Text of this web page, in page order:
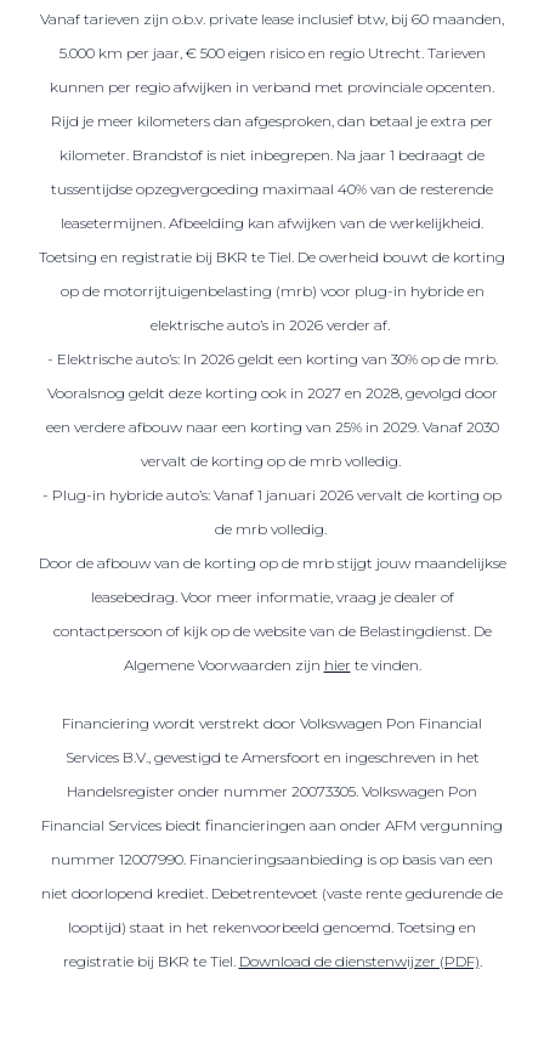
Vanaf tarieven zijn o.b.v. private lease inclusief btw, bij 60 maanden,
5.000 km per jaar, € 500 eigen risico en regio Utrecht. Tarieven
kunnen per regio afwijken in verband met provinciale opcenten.
Rijd je meer kilometers dan afgesproken, dan betaal je extra per
kilometer. Brandstof is niet inbegrepen. Na jaar 1 bedraagt de
tussentijdse opzegvergoeding maximaal 40% van de resterende
leasetermijnen. Afbeelding kan afwijken van de werkelijkheid.
Toetsing en registratie bij BKR te Tiel. De overheid bouwt de korting
op de motorrijtuigenbelasting (mrb) voor plug-in hybride en
elektrische auto’s in 2026 verder af.
- Elektrische auto’s: In 2026 geldt een korting van 30% op de mrb.
Vooralsnog geldt deze korting ook in 2027 en 2028, gevolgd door
een verdere afbouw naar een korting van 25% in 2029. Vanaf 2030
vervalt de korting op de mrb volledig.
- Plug-in hybride auto’s: Vanaf 1 januari 2026 vervalt de korting op
de mrb volledig.
Door de afbouw van de korting op de mrb stijgt jouw maandelijkse
leasebedrag. Voor meer informatie, vraag je dealer of
contactpersoon of kijk op de website van de Belastingdienst. De
Algemene Voorwaarden zijn hier te vinden.
Financiering wordt verstrekt door Volkswagen Pon Financial
Services B.V., gevestigd te Amersfoort en ingeschreven in het
Handelsregister onder nummer 20073305. Volkswagen Pon
Financial Services biedt financieringen aan onder AFM vergunning
nummer 12007990. Financieringsaanbieding is op basis van een
niet doorlopend krediet. Debetrentevoet (vaste rente gedurende de
looptijd) staat in het rekenvoorbeeld genoemd. Toetsing en
registratie bij BKR te Tiel. Download de dienstenwijzer (PDF)